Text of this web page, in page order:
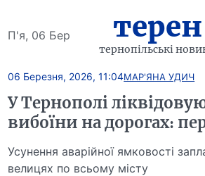
П'я, 06 Бер терен
тернопільські
06 Березня, 2026, 11:04МАР'ЯНА УДИЧ
У Тернополі
вибоїни на дорогах:
Усунення аварійної ямковості
велицях по всьому місту